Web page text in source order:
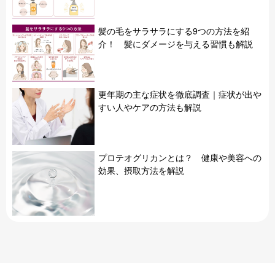
髪の毛をサラサラにする9つの方法を紹
介！ 髪にダメージを与える習慣も解説
更年期の主な症状を徹底調査｜症状が出や
すい人やケアの方法も解説
プロテオグリカンとは？ 健康や美容への
効果、摂取方法を解説